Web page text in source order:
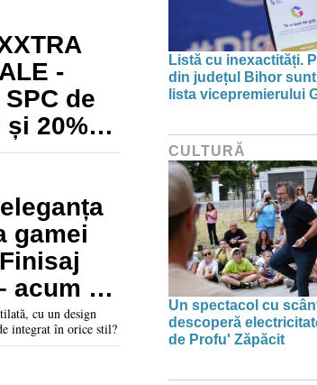
-
de
și 20%
plăci
gamei
acum în
cu un design
integrat în orice stil?
Listă cu inexactități.
din județul Bihor
lista vicepremierului
CULTURĂ
Un spectacol cu
descoperă
de Profu' Zăpăcit